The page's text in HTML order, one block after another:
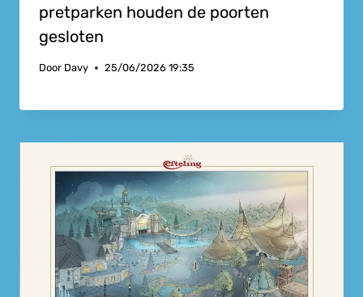
pretparken houden de poorten
gesloten
Door Davy 25/06/2026 19:35